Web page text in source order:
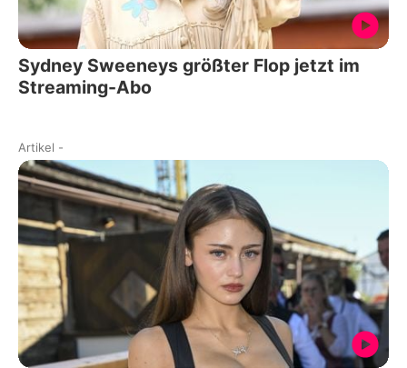
Sydney Sweeneys größter Flop jetzt im
Streaming-Abo
Artikel -